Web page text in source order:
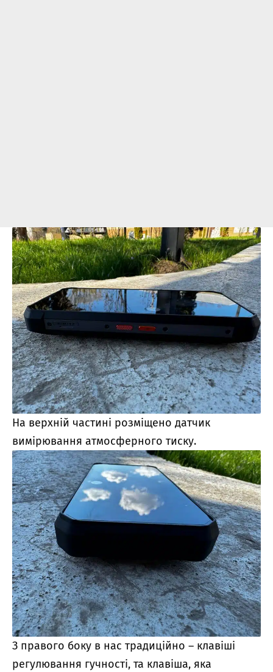
На верхній частині розміщено датчик
вимірювання атмосферного тиску.
З правого боку в нас традиційно – клавіші
регулювання гучності, та клавіша, яка